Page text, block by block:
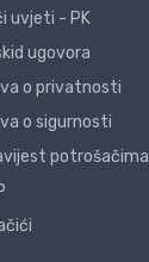
uvjeti - PK
ugovora
o privatnosti
o sigurnosti
potrošačima